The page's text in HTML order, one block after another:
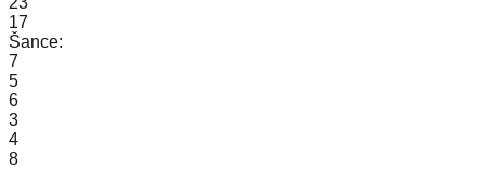
17
Šance:
7
5
6
3
4
8